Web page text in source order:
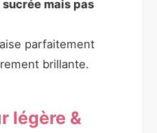
mais pas
parfaitement
brillante.
légère &